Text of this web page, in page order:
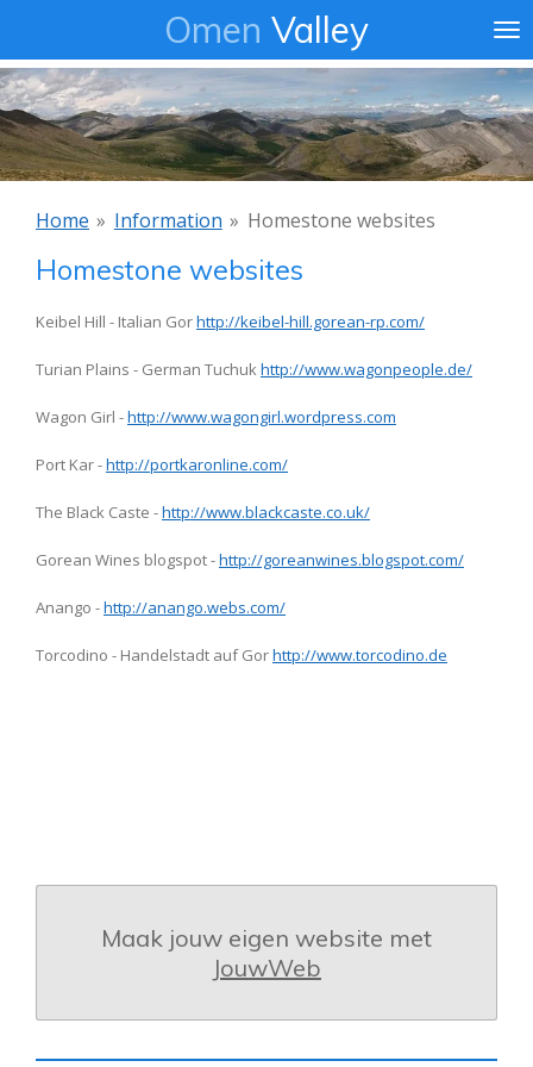
naar
de
hoofdinhoud
Omen Valley
Home » Information » Homestone websites
Homestone websites
Keibel Hill - Italian Gorhttp://keibel-hill.gorean-rp.com/
Turian Plains - German Tuchuk http://www.wagonpeople.de/
Wagon Girl -http://www.wagongirl.wordpress.com
Port Kar -http://portkaronline.com/
The Black Caste -http://www.blackcaste.co.uk/
Gorean Wines blogspot -http://goreanwines.blogspot.com/
Anango -http://anango.webs.com/
Torcodino - Handelstadt auf Gorhttp://www.torcodino.de
Maak jouw eigen website met
JouwWeb